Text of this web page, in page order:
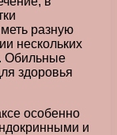
разную
нескольких
Обильные
здоровья
особенно
и